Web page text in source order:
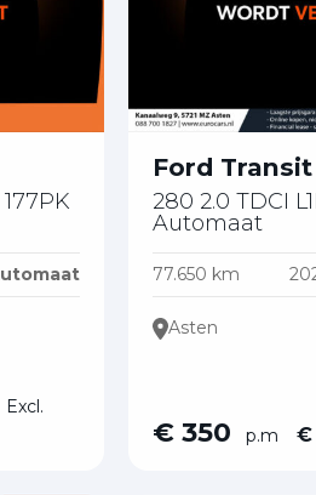
Excl.
Ford
280 2.0 TDCI
Automaat
77.650 km
Asten
€ 350 p.m €